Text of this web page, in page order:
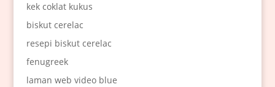
kek coklat kukus
biskut cerelac
resepi biskut cerelac
fenugreek
laman web video blue